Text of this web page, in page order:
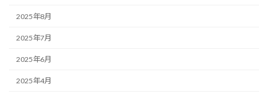
2025年8月
2025年7月
2025年6月
2025年4月